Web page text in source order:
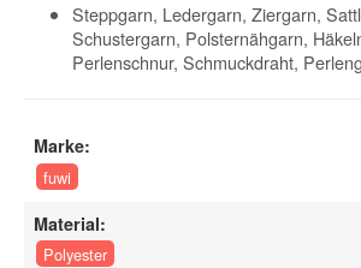
Steppgarn, Ledergarn, Ziergarn,
Schustergarn, Polsternähgarn,
Perlenschnur, Schmuckdraht,
Marke:
fuwi
Material:
Polyester